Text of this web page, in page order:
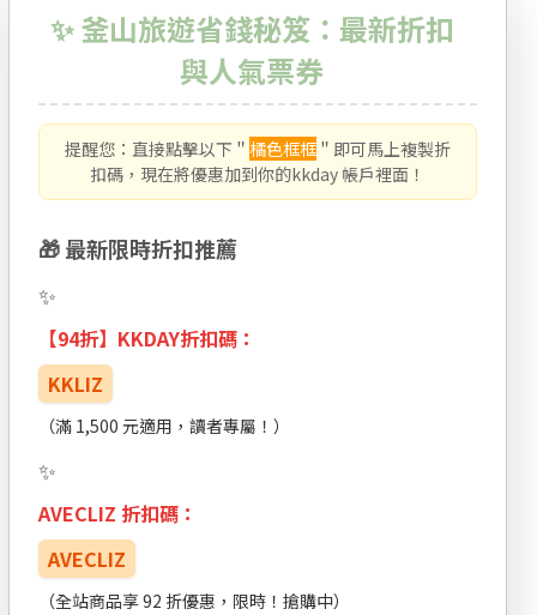
✨ 釜山旅遊省錢秘笈：最新折扣
與人氣票券
提醒您：直接點擊以下＂橘色框框 ＂即可馬上複製折
扣碼，現在將優惠加到你的kkday 帳戶裡面！
🎁 最新限時折扣推薦
【94折】KKDAY折扣碼：
KKLIZ
（滿 1,500 元適用，讀者專屬！）
AVECLIZ 折扣碼：
AVECLIZ
（全站商品享 92 折優惠，限時！搶購中）